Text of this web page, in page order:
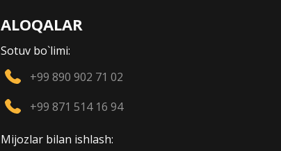
ALOQALAR
Sotuv bo`limi:
+99 890 902 71 02
+99 871 514 16 94
Mijozlar bilan ishlash: